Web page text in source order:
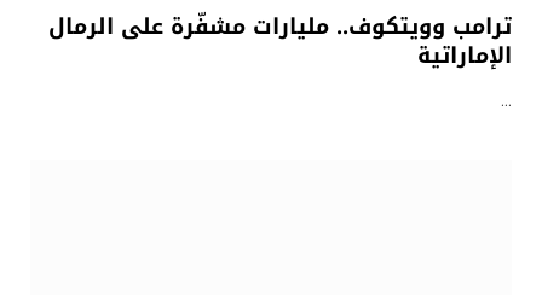
ترامب وويتكوف.. مليارات مشفّرة على الرمال
الإماراتية
…